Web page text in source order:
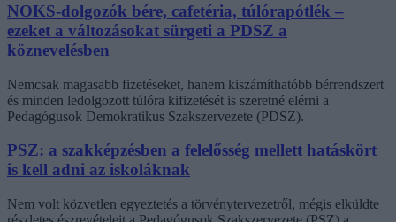
NOKS-dolgozók bére, cafetéria, túlórapótlék –
ezeket a változásokat sürgeti a PDSZ a
köznevelésben
Nemcsak magasabb fizetéseket, hanem kiszámíthatóbb bérrendszert
és minden ledolgozott túlóra kifizetését is szeretné elérni a
Pedagógusok Demokratikus Szakszervezete (PDSZ).
PSZ: a szakképzésben a felelősség mellett hatáskört
is kell adni az iskoláknak
Nem volt közvetlen egyeztetés a törvénytervezetről, mégis elküldte